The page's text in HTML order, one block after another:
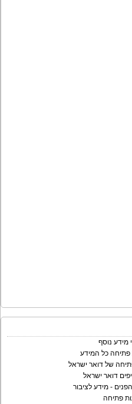
מידע נוסף
פתיחה כל המידע
של דואר ישראל
דואר ישראל
- מידע לציבור
פתיחה